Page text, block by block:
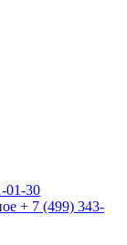
01-30
+ 7 (499) 343-